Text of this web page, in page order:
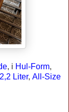
, i Hul-Form,
Liter, All-Size